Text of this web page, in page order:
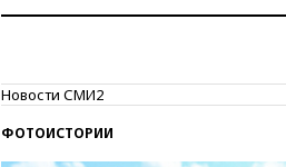
Новости СМИ2
ФОТОИСТОРИИ